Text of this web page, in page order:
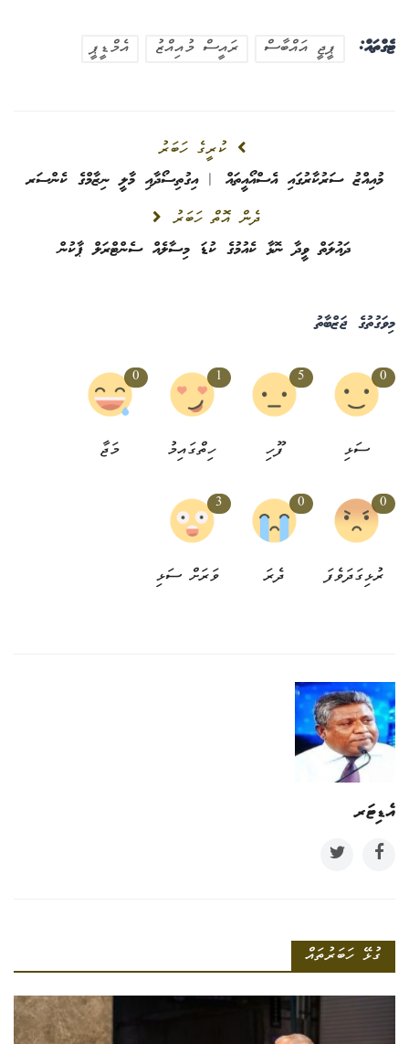
ޓެގްތައް: ޕީޖީ އައްބާސް ރައީސް މުއިއްޒު އެމްޑީޕީ
ކުރީގެ ހަބަރު
މުއިއްޒު ސަރުކާރުގައި އެސްއޯއީތައް | އިގުތިސޯދާއި މާލީ ނިޒާމްގެ ކެންސަރ
ދެން އޮތް ހަބަރު
ދައުލަތް ވީދާ ނޮޅާ ކެއުމުގެ ކުޑަ މިސާލެއް ސެންޓްރަލް ޕާކުން
މިވަގުތުގެ ޖަޒްބާތު
0
ސަޅި
5
ފޫހި
1
ހިތްގައިމު
0
މަޖާ
0
ރުޅިގަދަވެފަ
0
ދެރަ
3
ވަރަށް ސަޅި
އެޑިޓަރ
ގުޅޭ ހަބަރުތައް